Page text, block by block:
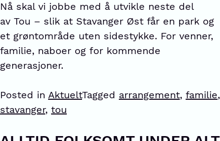
Nå skal vi jobbe med å utvikle neste del
av Tou – slik at Stavanger Øst får en park og
et grøntområde uten sidestykke. For venner,
familie, naboer og for kommende
generasjoner.
Posted in AktueltTagged arrangement, familie,
stavanger, tou